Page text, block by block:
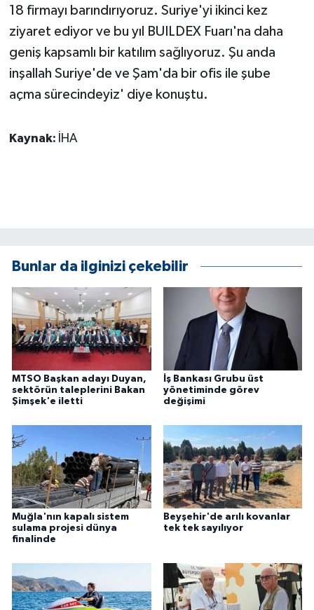
18 firmayı barındırıyoruz. Suriye'yi ikinci kez
ziyaret ediyor ve bu yıl BUILDEX Fuarı'na daha
geniş kapsamlı bir katılım sağlıyoruz. Şu anda
inşallah Suriye'de ve Şam'da bir ofis ile şube
açma sürecindeyiz' diye konuştu.
Kaynak: İHA
Bunlar da ilginizi çekebilir
MTSO Başkan adayı Duyan,
sektörün taleplerini Bakan
Şimşek'e iletti
İş Bankası Grubu üst
yönetiminde görev
değişimi
Muğla'nın kapalı sistem
sulama projesi dünya
finalinde
Beyşehir'de arılı kovanlar
tek tek sayılıyor